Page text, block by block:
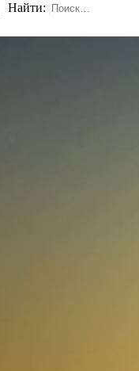
Найти: